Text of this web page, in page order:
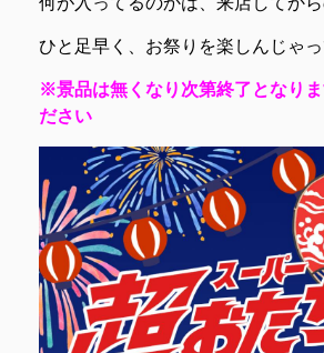
ひと足早く、お祭りを楽しんじゃっ
※景品は無くなり次第終了となりま
ださい